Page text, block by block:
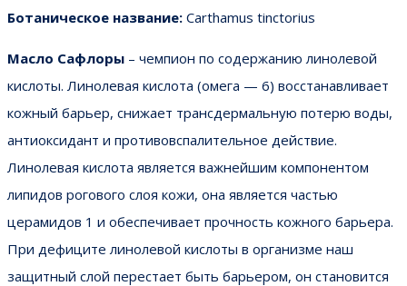
Ботаническое название: Carthamus tinctorius
Масло Сафлоры – чемпион по содержанию линолевой
кислоты. Линолевая кислота (омега — 6) восстанавливает
кожный барьер, снижает трансдермальную потерю воды,
антиоксидант и противовспалительное действие.
Линолевая кислота является важнейшим компонентом
липидов рогового слоя кожи, она является частью
церамидов 1 и обеспечивает прочность кожного барьера.
При дефиците линолевой кислоты в организме наш
защитный слой перестает быть барьером, он становится